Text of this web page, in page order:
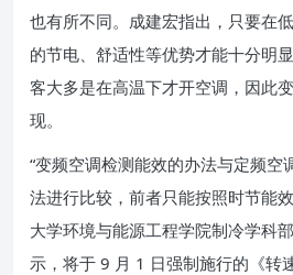
也有所不同。成建宏指出，只要在
的节电、舒适性等优势才能十分明
客大多是在高温下才开空调，因此
现。
“变频空调检测能效的办法与定频空
法进行比较，前者只能按照时节能
大学环境与能源工程学院制冷学科
示，将于 9 月 1 日强制施行的《转